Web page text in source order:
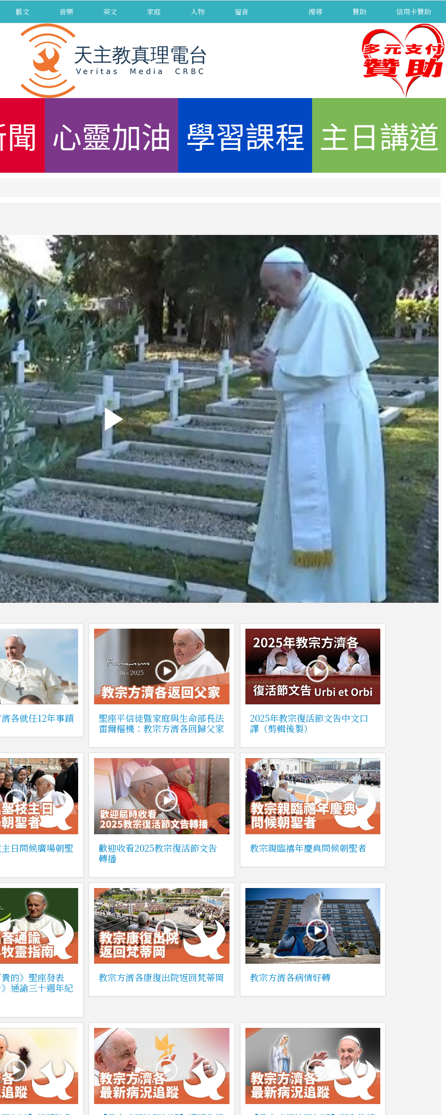
藝文 音樂 英文 家庭 人物 福音 搜尋 贊助 信用卡贊助
心靈加油 學習課程 主日講道
各就任12年事蹟
聖座平信徒暨家庭與生命部長法
雷爾樞機：教宗方濟各回歸父家
2025年教宗復活節文告中文口
譯（剪輯後製）
日問候廣場朝聖
歡迎收看2025教宗復活節文告
轉播
教宗親臨禧年慶典問候朝聖者
的》聖座發表
通諭三十週年紀
教宗方濟各康復出院返回梵蒂岡 教宗方濟各病情好轉